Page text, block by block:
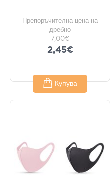
Препоръчителна цена на
дребно
7,00€
2,45€
Купува